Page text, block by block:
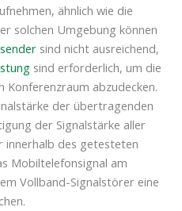
ähnlich wie die
solchen Umgebung können
sind nicht ausreichend,
sind erforderlich, um die
Konferenzraum abzudecken.
der übertragenden
der Signalstärke aller
innerhalb des getesteten
Mobiltelefonsignal am
Vollband-Signalstörer eine